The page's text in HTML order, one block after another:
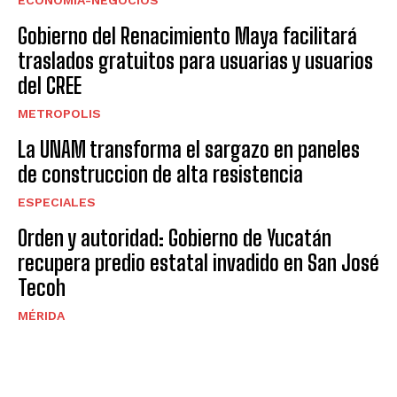
Gobierno del Renacimiento Maya facilitará
traslados gratuitos para usuarias y usuarios
del CREE
METROPOLIS
La UNAM transforma el sargazo en paneles
de construccion de alta resistencia
ESPECIALES
Orden y autoridad: Gobierno de Yucatán
recupera predio estatal invadido en San José
Tecoh
MÉRIDA